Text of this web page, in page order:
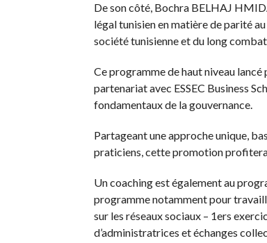
De son côté, Bochra BELHAJ
légal tunisien en matière de parité
société tunisienne et du long
Ce programme de haut niveau
partenariat avec ESSEC Business
fondamentaux de la gouvernance.
Partageant une approche unique,
praticiens, cette promotion
Un coaching est également au
programme notamment pour
sur les réseaux sociaux – 1ers
d’administratrices et échanges